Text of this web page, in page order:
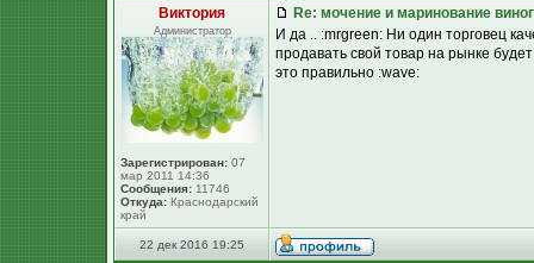
Виктория
Администратор
Зарегистрирован: 07
мар 2011 14:36
Сообщения: 11746
Откуда: Краснодарский
край
Re: мочение и маринование
И да .. :mrgreen: Ни один торговец
продавать свой товар на рынке
это правильно :wave:
22 дек 2016 19:25